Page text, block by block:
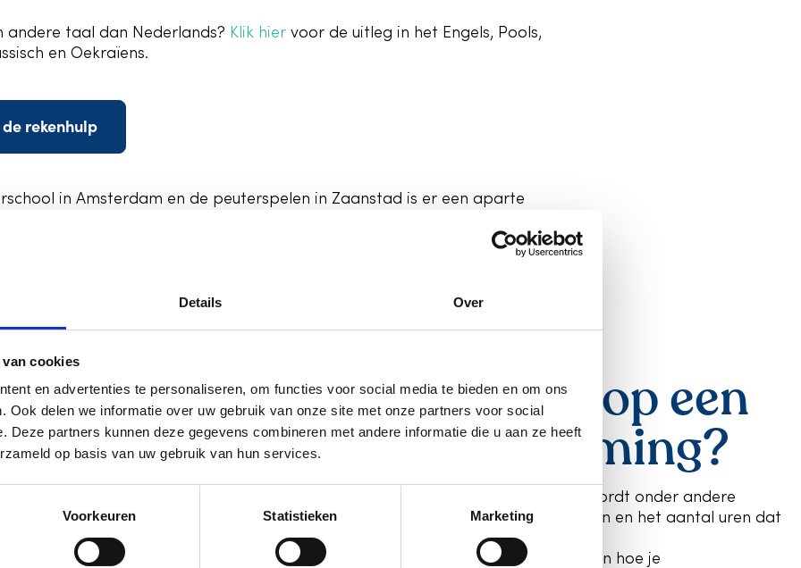
Details Over
cookies
en advertenties te personaliseren, om functies voor social media te bieden en om ons
Ook delen we informatie over uw gebruik van onze site met onze partners voor social
Deze partners kunnen deze gegevens combineren met andere informatie die u aan ze heeft
op basis van uw gebruik van hun services.
Voorkeuren Statistieken Marketing
andere taal dan Nederlands? Klik hiervoor de uitleg in het Engels, Pools,
en Oekraïens.
rekenhulp
in Amsterdam en de peuterspelen in Zaanstad is er een aparte
Heb ik recht op een
tegemoetkoming?
Dat verschilt enorm per situatie. Zo wordt onder andere
gekeken naar je gezinssituatie, inkomen en het aantal uren dat
je werkt.
We leggen je graag uit hoe dit werkt en hoe je